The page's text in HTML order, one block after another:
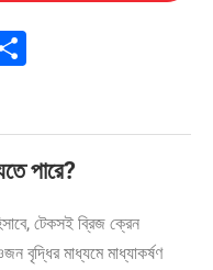
Share
পারে?
টেকসই ব্রিজ ক্রেন
বৃদ্ধির মাধ্যমে মাধ্যাকর্ষণ